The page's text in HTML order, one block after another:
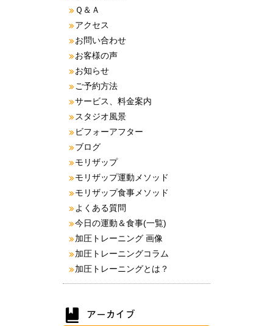
Ｑ＆Ａ
アクセス
お問い合わせ
お客様の声
お知らせ
ご予約方法
サービス、料金案内
スタジオ風景
ビフォーアフター
ブログ
モリザップ
モリザップ運動メソッド
モリザップ食事メソッド
よくある質問
今日の運動＆食事(一覧)
加圧トレーニング 画像
加圧トレーニングコラム
加圧トレーニングとは？